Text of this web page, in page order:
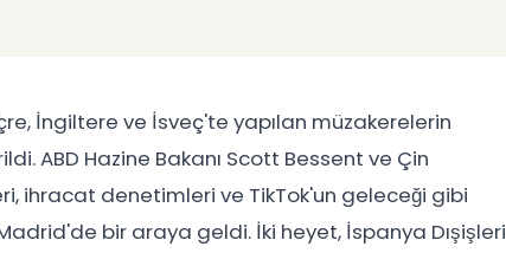
İngiltere ve İsveç'te yapılan müzakerelerin
ABD Hazine Bakanı Scott Bessent ve Çin
ihracat denetimleri ve TikTok'un geleceği gibi
bir araya geldi. İki heyet, İspanya Dışişleri